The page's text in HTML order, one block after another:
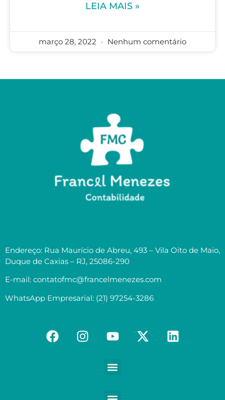
LEIA MAIS »
março 28, 2022 Nenhum comentário
Endereço: Rua Maurício de Abreu, 493 – Vila Oito de Maio,
Duque de Caxias – RJ, 25086-290
E-mail: contatofmc@francelmenezes.com
WhatsApp Empresarial: (21) 97254-3286